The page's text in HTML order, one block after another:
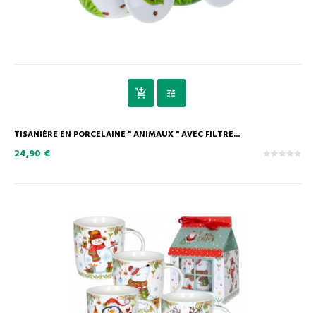
TISANIÈRE EN PORCELAINE " ANIMAUX " AVEC FILTRE...
24,90 €